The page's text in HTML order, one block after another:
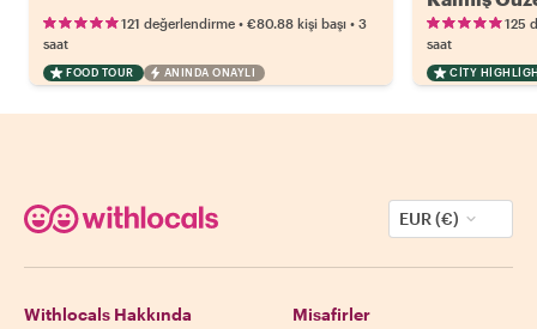
121 değerlendirme • €80.88 kişi başı • 3
saat
FOOD TOUR ANINDA ONAYLI
125
saat
CITY
EUR (€)
Withlocals Hakkında Misafirler